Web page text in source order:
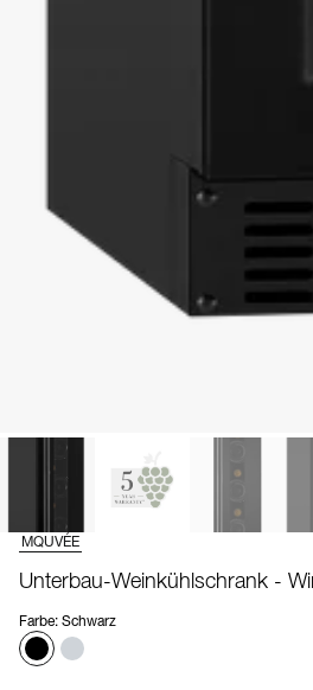
MQUVÉE
Unterbau-Weinkühlschrank -
Farbe: Schwarz